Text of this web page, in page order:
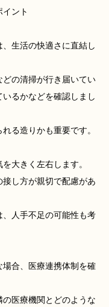
ント
生活の快適さに直結し
の清掃が行き届いてい
るかなどを確認しまし
る造りかも重要です。
大きく左右します。
し方が親切で配慮があ
、人手不足の可能性も考
合、医療連携体制を確
医療機関とどのような